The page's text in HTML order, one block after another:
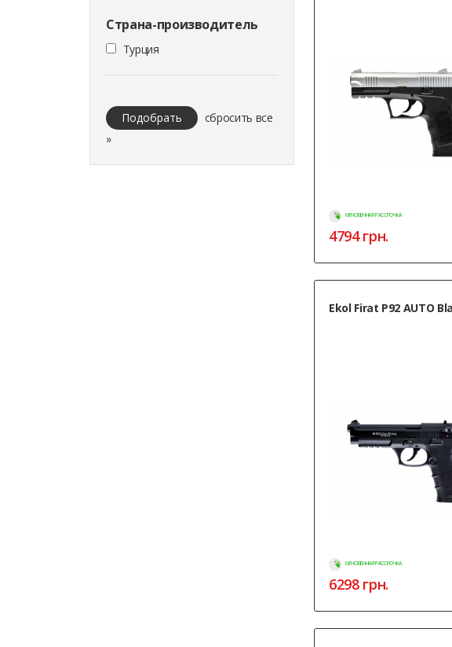
Страна-производитель
Турция
Подобрать
сбросить все
»
МГНОВЕННАЯ РАССРОЧКА
4794грн.
Ekol Firat P92 AUTO
МГНОВЕННАЯ РАССРОЧКА
6298грн.